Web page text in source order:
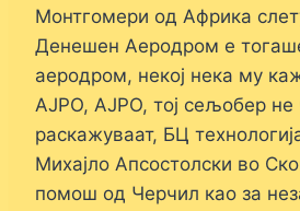
Монтгомери од Африка
Денешен Аеродром е
аеродром, некој нека му
АЈРО, АЈРО, тој сељобер не
раскажуваат, БЦ
Михајло Апсостолски во
помош од Черчил као за